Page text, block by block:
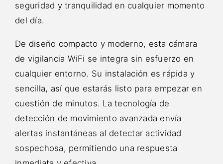
seguridad y tranquilidad en cualquier momento
del día.
De diseño compacto y moderno, esta cámara
de vigilancia WiFi se integra sin esfuerzo en
cualquier entorno. Su instalación es rápida y
sencilla, así que estarás listo para empezar en
cuestión de minutos. La tecnología de
detección de movimiento avanzada envía
alertas instantáneas al detectar actividad
sospechosa, permitiendo una respuesta